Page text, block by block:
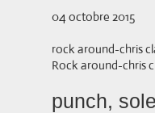
04 octobre 2015
rock around-chris
Rock around-chris
punch,